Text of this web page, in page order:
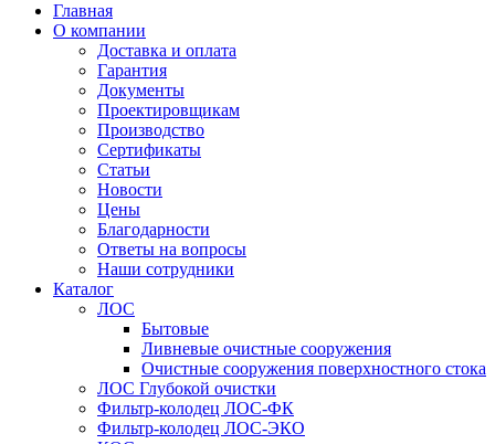
Главная
О компании
Доставка и оплата
Гарантия
Документы
Проектировщикам
Производство
Сертификаты
Статьи
Новости
Цены
Благодарности
Ответы на вопросы
Наши сотрудники
Каталог
ЛОС
Бытовые
Ливневые очистные сооружения
Очистные сооружения поверхностного стока
ЛОС Глубокой очистки
Фильтр-колодец ЛОС-ФК
Фильтр-колодец ЛОС-ЭКО